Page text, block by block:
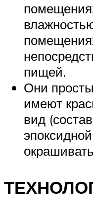
пищей.
Они
имеют
вид